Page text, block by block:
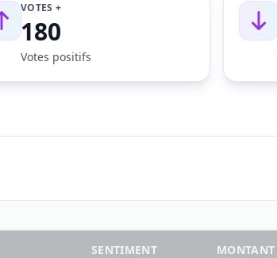
VOTES +
180
Votes positifs
SENTIMENT MONTANT